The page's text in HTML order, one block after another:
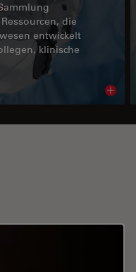
die
entwickelt
klinische